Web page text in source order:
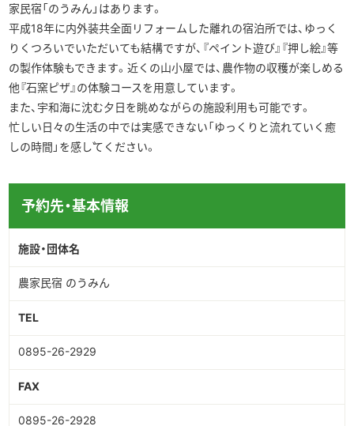
家民宿「のうみん」はあります。
平成18年に内外装共全面リフォームした離れの宿泊所では、ゆっく
りくつろいでいただいても結構ですが、『ペイント遊び』『押し絵』等
の製作体験もできます。近くの山小屋では、農作物の収穫が楽しめる
他『石窯ピザ』の体験コースを用意しています。
また、宇和海に沈む夕日を眺めながらの施設利用も可能です。
忙しい日々の生活の中では実感できない「ゆっくりと流れていく癒
しの時間」を感じてください。
予約先・基本情報
施設・団体名
農家民宿 のうみん
TEL
0895-26-2929
FAX
0895-26-2928